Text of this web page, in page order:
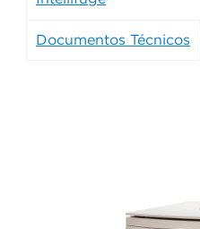
Documentos Técnicos